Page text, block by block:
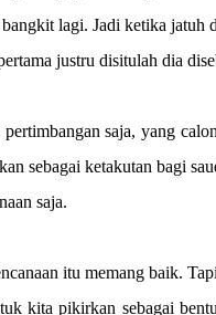
lagi. Jadi ketika
justru disitulah dia
saja, yang
sebagai ketakutan bagi
saja.
itu memang baik.
kita pikirkan sebagai